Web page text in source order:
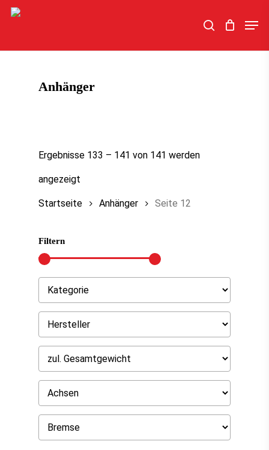
Skip
search
Anhänger
Ergebnisse 133 – 141 von 141 werden
angezeigt
Startseite Anhänger Seite 12
Filtern